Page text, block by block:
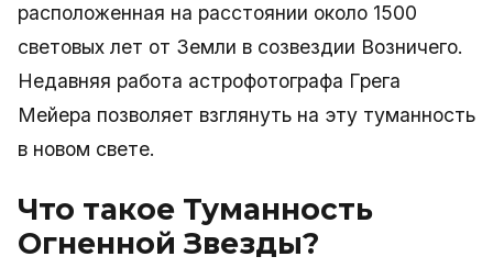
расположенная на расстоянии около 1500
световых лет от Земли в созвездии Возничего.
Недавняя работа астрофотографа Грега
Мейера позволяет взглянуть на эту туманность
в новом свете.
Что такое Туманность
Огненной Звезды?